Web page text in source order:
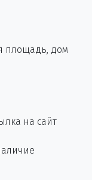
площадь, дом
на сайт